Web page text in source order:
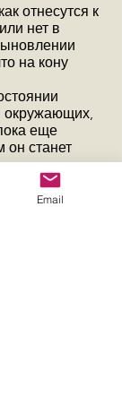
отнесутся к
нет в
на кону
окружающих,
еще
он станет
то, как
Email